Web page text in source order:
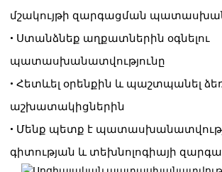
մշակույթի զարգացման
• Ստանձնեք աղքատներին օգնելու
պատասխանատվությունը
• Հետևել օրենքին և պաշտպանել
աշխատակիցներին
• Մենք պետք է
գիտության և տեխնոլոգիայի